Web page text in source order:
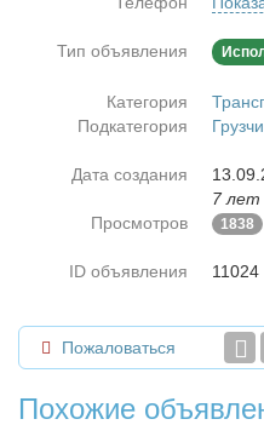
Тип объявления
Категория
Подкатегория
Дата создания
7 лет
Просмотров
1838
ID объявления 11024
Пожаловаться
Похожие